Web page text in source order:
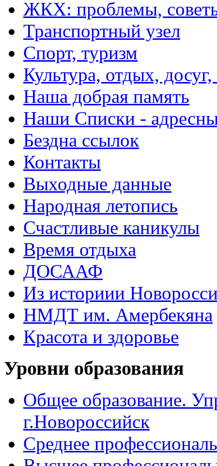
ЖКХ: проблемы,
Транспортный узел
Спорт, туризм
Культура, отдых,
Наша добрая память
Наши Списки -
Бездна ссылок
Контакты
Выходные данные
Народная летопись
Счастливые каникулы
Время отдыха
ДОСААФ
Из историии
НМДТ им. Амербекяна
Красота и здоровье
Уровни образования
Общее образование.
г.Новороссийск
Среднее